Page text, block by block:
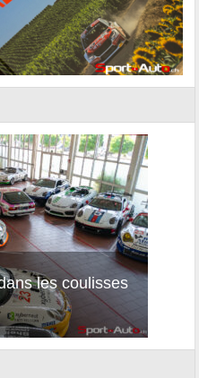
les coulisses